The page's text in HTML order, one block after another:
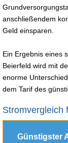
anschließendem
Geld einsparen.
Ein Ergebnis eines
Beierfeld wird mit
enorme
dem Tarif des
Stromvergleich
Günstigster